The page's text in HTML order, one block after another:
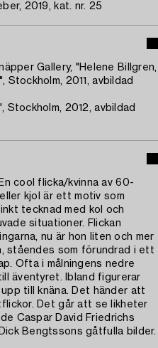
2019, kat. nr. 25
Gallery, "Helene Billgren,
Stockholm, 2011, avbildad
Stockholm, 2012, avbildad
cool flicka/kvinna av 60-
kjol är ett motiv som
tecknad med kol och
situationer. Flickan
nu är hon liten och mer
ståendes som förundrad i ett
Ofta i målningens nedre
äventyret. Ibland figurerar
till knäna. Det händer att
Det går att se likheter
Caspar David Friedrichs
Bengtssons gåtfulla bilder.